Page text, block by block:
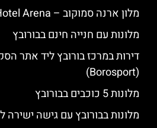
מלון ארנה סמוקוב – Hotel Arena (ליד בורובץ)
מלונות עם חנייה חינם בבורובץ
דירות במרכז בורובץ ליד אתר
(Borosport)
מלונות 5 כוכבים בבורובץ
מלונות בבורובץ עם גישה ישירה